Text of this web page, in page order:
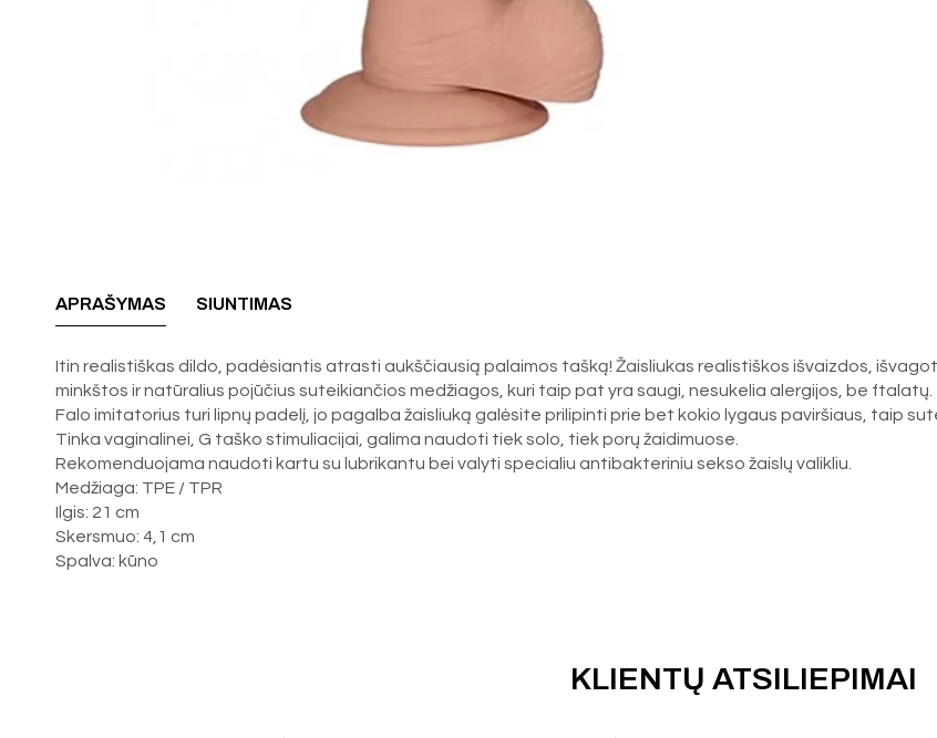
APRAŠYMAS SIUNTIMAS
Itin realistiškas dildo, padėsiantis atrasti aukščiausią palaimos tašką! Žaisliukas realistiškos išvaizdos,
minkštos ir natūralius pojūčius suteikiančios medžiagos, kuri taip pat yra saugi, nesukelia alergijos, be ftalatų.
Falo imitatorius turi lipnų padelį, jo pagalba žaisliuką galėsite prilipinti prie bet kokio lygaus paviršiaus, taip
Tinka vaginalinei, G taško stimuliacijai, galima naudoti tiek solo, tiek porų žaidimuose.
Rekomenduojama naudoti kartu su lubrikantu bei valyti specialiu antibakteriniu sekso žaislų valikliu.
Medžiaga: TPE / TPR
Ilgis: 21 cm
Skersmuo: 4,1 cm
Spalva: kūno
KLIENTŲ ATSILIEPIMAI